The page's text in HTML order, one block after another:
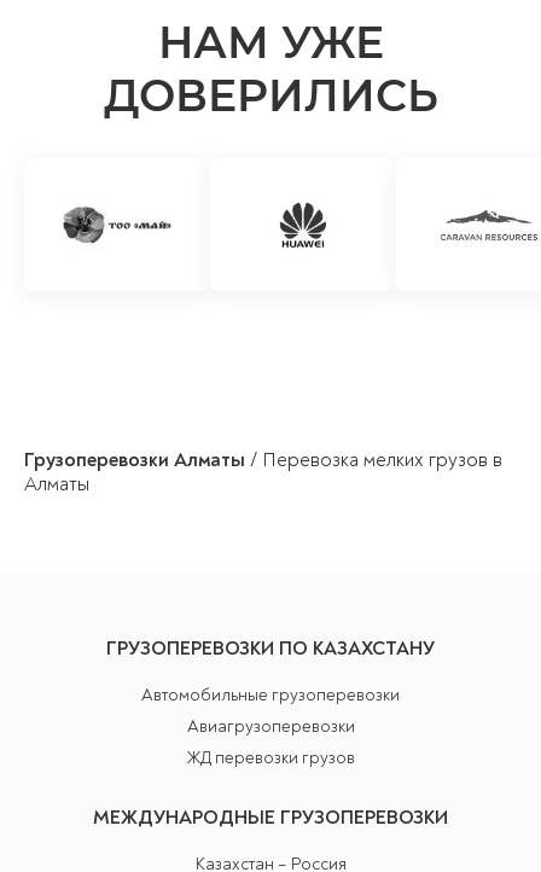
НАМ УЖЕ
ДОВЕРИЛИСЬ
Грузоперевозки Алматы / Перевозка мелких грузов в
Алматы
ГРУЗОПЕРЕВОЗКИ ПО КАЗАХСТАНУ
Автомобильные грузоперевозки
Авиагрузоперевозки
ЖД перевозки грузов
МЕЖДУНАРОДНЫЕ ГРУЗОПЕРЕВОЗКИ
Казахстан – Россия